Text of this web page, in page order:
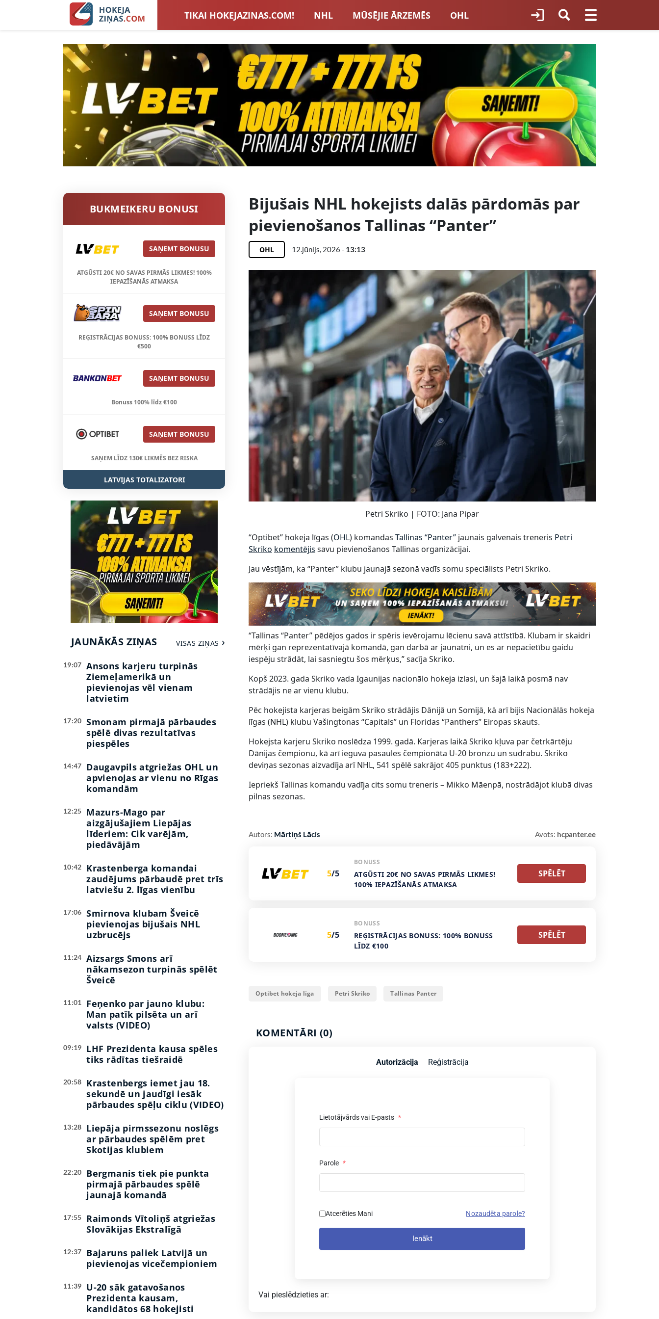
TIKAI HOKEJAZINAS.COM! NHL MŪSĒJIE ĀRZEMĒS OHL
LATVIJAS IZLASE EIROPA LVBET BONUSI JAUNATNES HOKEJS
SIEVIEŠU HOKEJS BLOGI INTERVIJAS TOTALIZATORI LATVIJĀ
TOTALIZATORU BONUSI VISAS ZIŅAS
BUKMEIKERU BONUSI
SAŅEMT BONUSU
ATGŪSTI 20€ NO SAVAS PIRMĀS LIKMES! 100%
IEPAZĪŠANĀS ATMAKSA
SAŅEMT BONUSU
REĢISTRĀCIJAS BONUSS: 100% BONUSS LĪDZ
€500
SAŅEMT BONUSU
Bonuss 100% līdz €100
SAŅEMT BONUSU
SAŅEM LĪDZ 130€ LIKMĒS BEZ RISKA
LATVIJAS TOTALIZATORI
JAUNĀKĀS ZIŅAS VISAS ZIŅAS
19:07
Ansons karjeru turpinās
Ziemeļamerikā un
pievienojas vēl vienam
latvietim
17:20
Smonam pirmajā pārbaudes
spēlē divas rezultatīvas
piespēles
14:47
Daugavpils atgriežas OHL un
apvienojas ar vienu no Rīgas
komandām
12:25
Mazurs-Mago par
aizgājušajiem Liepājas
līderiem: Cik varējām,
piedāvājām
10:42
Krastenberga komandai
zaudējums pārbaudē pret trīs
latviešu 2. līgas vienību
17:06
Smirnova klubam Šveicē
pievienojas bijušais NHL
uzbrucējs
11:24
Aizsargs Smons arī
nākamsezon turpinās spēlēt
Šveicē
11:01
Feņenko par jauno klubu:
Man patīk pilsēta un arī
valsts (VIDEO)
09:19
LHF Prezidenta kausa spēles
tiks rādītas tiešraidē
20:58
Krastenbergs iemet jau 18.
sekundē un jaudīgi iesāk
pārbaudes spēļu ciklu (VIDEO)
13:28
Liepāja pirmssezonu noslēgs
ar pārbaudes spēlēm pret
Skotijas klubiem
22:20
Bergmanis tiek pie punkta
pirmajā pārbaudes spēlē
jaunajā komandā
17:55
Raimonds Vītoliņš atgriežas
Slovākijas Ekstralīgā
12:37
Bajaruns paliek Latvijā un
pievienojas vicečempioniem
11:39
U-20 sāk gatavošanos
Prezidenta kausam,
kandidātos 68 hokejisti
Bijušais NHL hokejists dalās pārdomās par
pievienošanos Tallinas “Panter”
OHL 12.jūnijs, 2026 - 13:13
Petri Skriko | FOTO: Jana Pipar
“Optibet” hokeja līgas (OHL) komandas Tallinas “Panter” jaunais galvenais treneris Petri
Skriko komentējis savu pievienošanos Tallinas organizācijai.
Jau vēstījām, ka “Panter” klubu jaunajā sezonā vadīs somu speciālists Petri Skriko.
“Tallinas “Panter” pēdējos gados ir spēris ievērojamu lēcienu savā attīstībā. Klubam ir skaidri
mērķi gan reprezentatīvajā komandā, gan darbā ar jaunatni, un es ar nepacietību gaidu
iespēju strādāt, lai sasniegtu šos mērķus,” sacīja Skriko.
Kopš 2023. gada Skriko vada Igaunijas nacionālo hokeja izlasi, un šajā laikā posmā nav
strādājis ne ar vienu klubu.
Pēc hokejista karjeras beigām Skriko strādājis Dānijā un Somijā, kā arī bijis Nacionālās hokeja
līgas (NHL) klubu Vašingtonas “Capitals” un Floridas “Panthers” Eiropas skauts.
Hokejsta karjeru Skriko noslēdza 1999. gadā. Karjeras laikā Skriko kļuva par četrkārtēju
Dānijas čempionu, kā arī ieguva pasaules čempionāta U-20 bronzu un sudrabu. Skriko
deviņas sezonas aizvadīja arī NHL, 541 spēlē sakrājot 405 punktus (183+222).
Iepriekš Tallinas komandu vadīja cits somu treneris – Mikko Māenpā, nostrādājot klubā divas
pilnas sezonas.
Autors: Mārtiņš Lācis Avots: hcpanter.ee
5/5
BONUSS
ATGŪSTI 20€ NO SAVAS PIRMĀS LIKMES!
100% IEPAZĪŠANĀS ATMAKSA
SPĒLĒT
5/5
BONUSS
REĢISTRĀCIJAS BONUSS: 100% BONUSS
LĪDZ €100
SPĒLĒT
Optibet hokeja līga Petri Skriko Tallinas Panter
KOMENTĀRI (0)
Autorizācija Reģistrācija
Lietotājvārds vai E-pasts *
Parole *
Atcerēties Mani Nozaudēta parole?
Ienākt
Vai pieslēdzieties ar: